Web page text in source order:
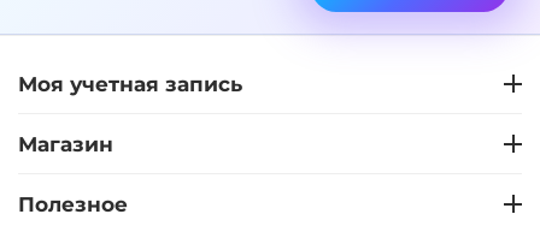
Моя учетная запись
Магазин
Полезное